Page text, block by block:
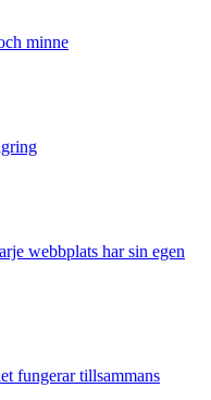
minne
webbplats har sin egen
fungerar tillsammans